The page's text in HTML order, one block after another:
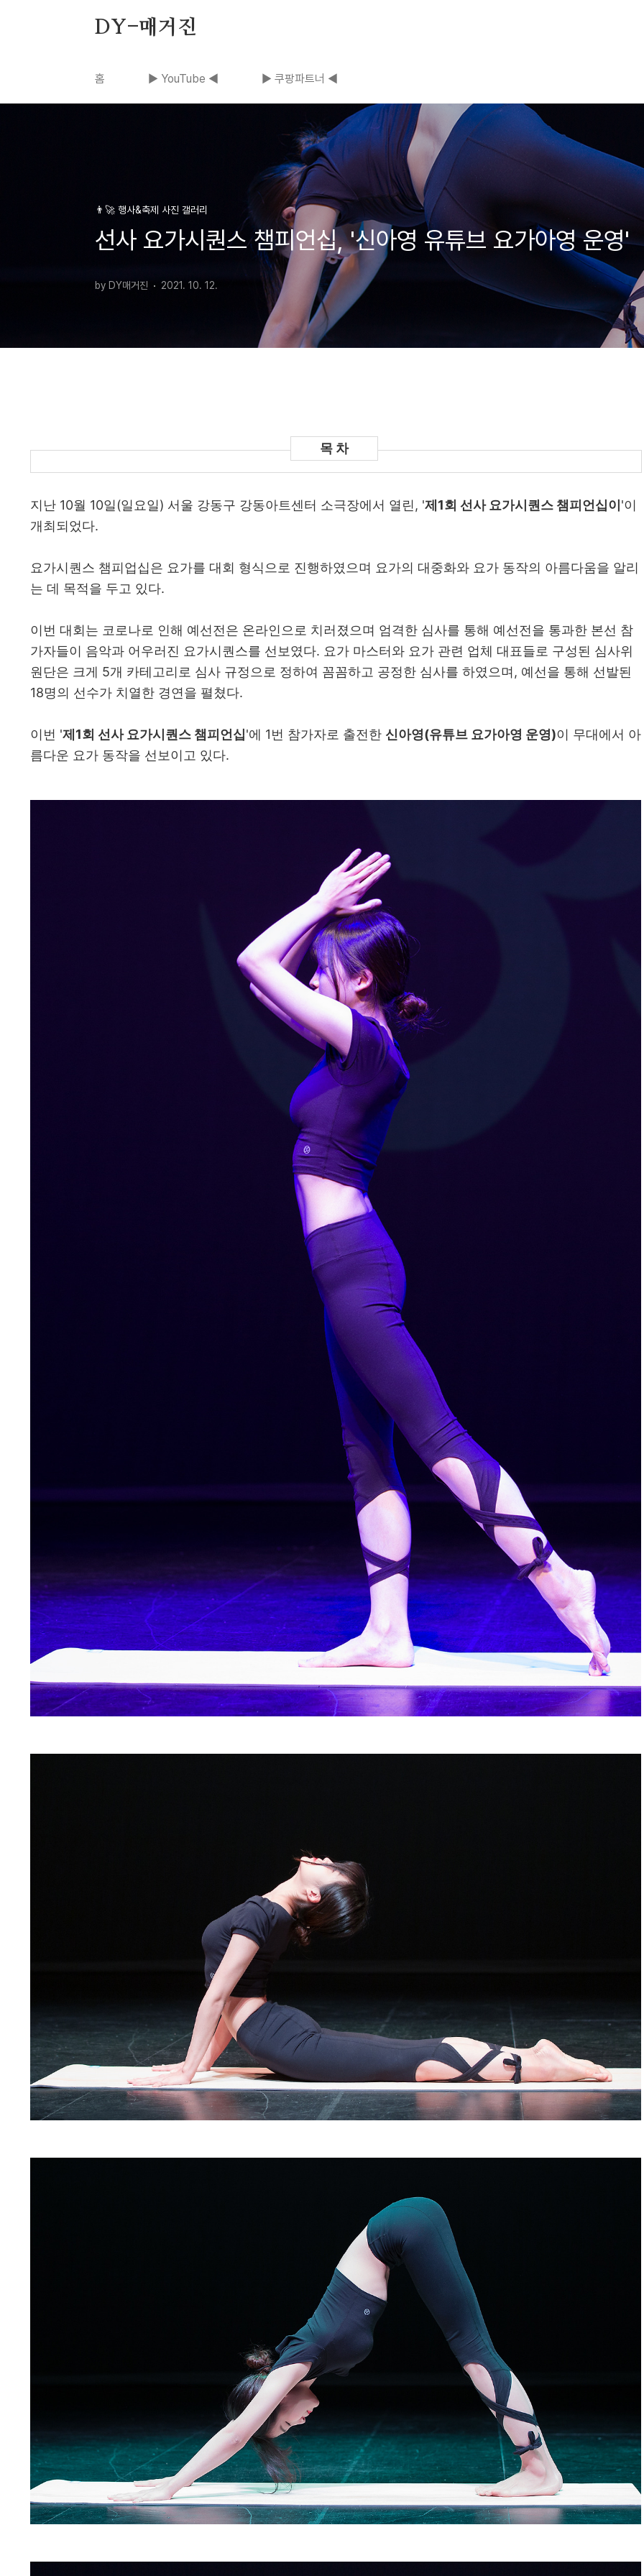
DY-매거진
홈 ▶ YouTube ◀ ▶ 쿠팡파트너 ◀
👨‍🚀 행사&축제 사진 갤러리
선사 요가시퀀스 챔피언십, '신아영 유튜브 요가아영 운영'
by DY매거진 2021. 10. 12.
지난 10월 10일(일요일) 서울 강동구 강동아트센터 소극장에서 열린, '제1회 선사 요가시퀀스 챔피언십이 '이
개최되었다.
요가시퀀스 챔피업십은 요가를 대회 형식으로 진행하였으며 요가의 대중화와 요가 동작의 아름다움을 알리
는 데 목적을 두고 있다.
이번 대회는 코로나로 인해 예선전은 온라인으로 치러졌으며 엄격한 심사를 통해 예선전을 통과한 본선 참
가자들이 음악과 어우러진 요가시퀀스를 선보였다. 요가 마스터와 요가 관련 업체 대표들로 구성된 심사위
원단은 크게 5개 카테고리로 심사 규정으로 정하여 꼼꼼하고 공정한 심사를 하였으며, 예선을 통해 선발된
18명의 선수가 치열한 경연을 펼쳤다.
이번 '제1회 선사 요가시퀀스 챔피언십'에 1번 참가자로 출전한 신아영(유튜브 요가아영 운영)이 무대에서 아
름다운 요가 동작을 선보이고 있다.